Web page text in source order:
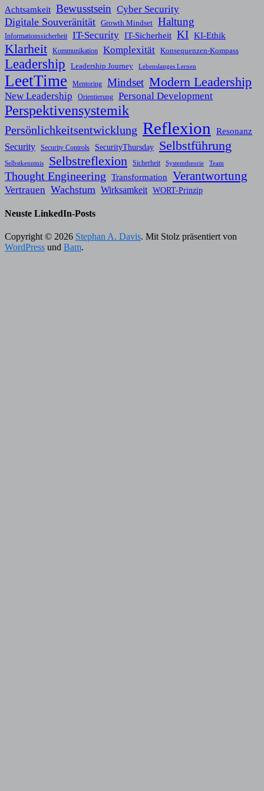
Achtsamkeit Bewusstsein Cyber Security
Digitale Souveränität Growth Mindset Haltung
Informationssicherheit IT-Security IT-Sicherheit KI KI-Ethik
Klarheit Kommunikation Komplexität Konsequenzen-Kompass
Leadership Leadership Journey Lebenslanges Lernen
LeetTime Mentoring Mindset Modern Leadership
New Leadership Orientierung Personal Development
Perspektivensystemik
Persönlichkeitsentwicklung Reflexion
Resonanz
Security
Security Controls SecurityThursday Selbstführung
Selbstkenntnis Selbstreflexion Sicherheit Systemtheorie Team
Thought Engineering Transformation Verantwortung
Vertrauen Wachstum Wirksamkeit WORT-Prinzip
Neuste LinkedIn-Posts
Copyright © 2026 Stephan A. Davis. Mit Stolz präsentiert von
WordPress und Bam.